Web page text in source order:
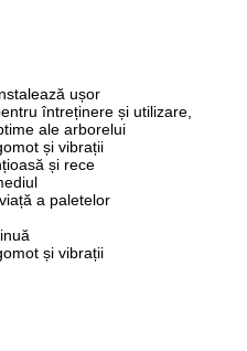
ușor
întreținere și utilizare,
ale arborelui
și vibrații
și rece
a paletelor
și vibrații